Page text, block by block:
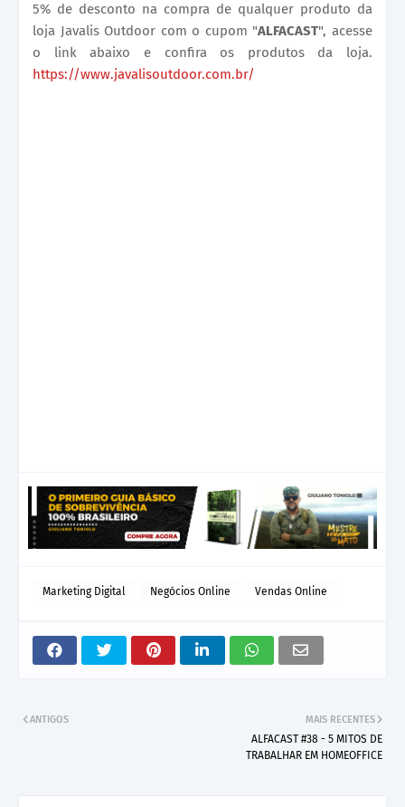
5% de desconto na compra de qualquer produto da
loja Javalis Outdoor com o cupom "ALFACAST", acesse
o link abaixo e confira os produtos da loja.
https://www.javalisoutdoor.com.br/
Marketing Digital Negócios Online Vendas Online
MAIS RECENTES
ALFACAST #38 - 5 MITOS DE
TRABALHAR EM HOMEOFFICE
ANTIGOS